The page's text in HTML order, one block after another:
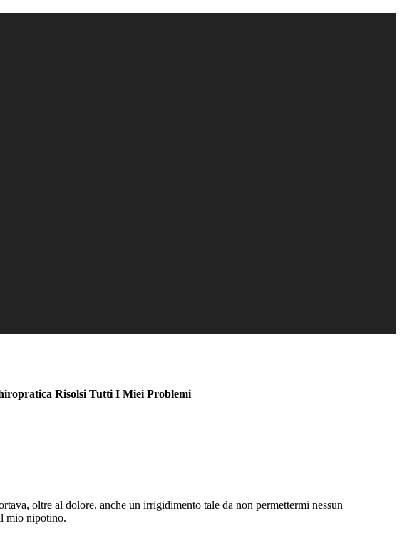
Risolsi Tutti I Miei Problemi
oltre al dolore, anche un irrigidimento tale da non permettermi nessun
mio nipotino.